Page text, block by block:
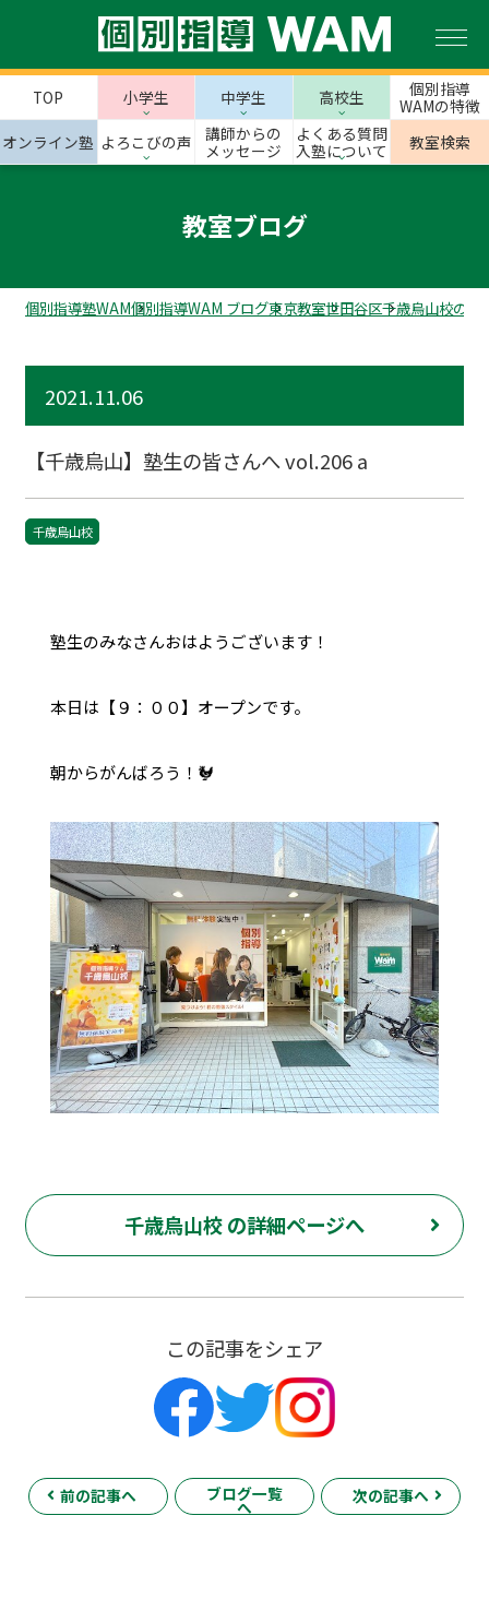
TOP 小学生 中学生 高校生
個別指導
WAMの特徴
オンライン塾 よろこびの声
講師からの
メッセージ
よくある質問
入塾について
教室検索
教室ブログ
個別指導塾WAM個別指導WAM ブログ東京教室世田谷区千歳烏山校のス
2021.11.06
【千歳烏山】塾生の皆さんへ vol.206 a
千歳烏山校
塾生のみなさんおはようございます！
本日は【９：００】オープンです。
朝からがんばろう！🐓
千歳烏山校 の詳細ページへ
この記事をシェア
前の記事へ ブログ一覧
へ
次の記事へ